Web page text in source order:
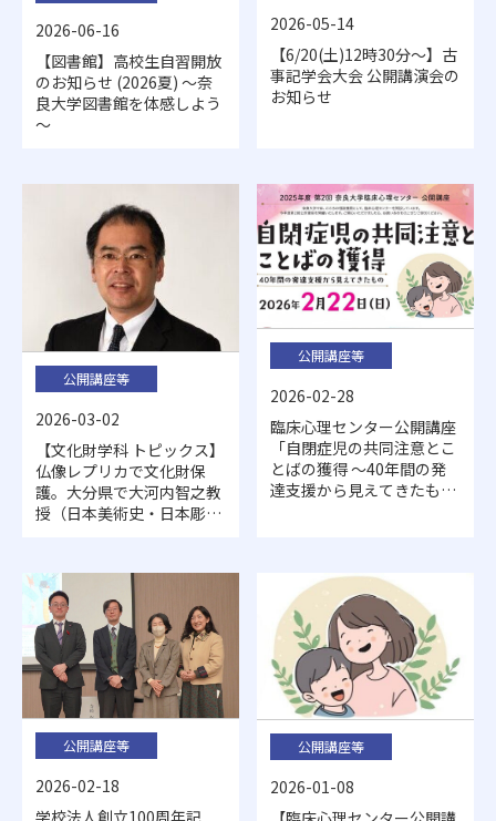
2026-06-16
【図書館】高校生自習開放
のお知らせ (2026夏) ～奈
良大学図書館を体感しよう
～
2026-05-14
【6/20(土)12時30分～】古
事記学会大会 公開講演会の
お知らせ
公開講座等
2026-03-02
【文化財学科 トピックス】
仏像レプリカで文化財保
護。大分県で大河内智之教
授（日本美術史・日本彫刻
た。
公開講座等
2026-02-28
臨床心理センター公開講座
「自閉症児の共同注意とこ
とばの獲得 ～40年間の発
達支援から見えてきたもの
公開講座等
2026-02-18
学校法人創立100周年記
公開講座等
2026-01-08